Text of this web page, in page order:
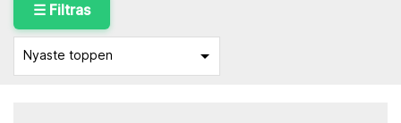
☰ Filtras
Nyaste toppen 